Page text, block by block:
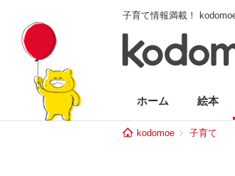
子育て情報満載！
ホーム 絵本
kodomoe 子育て